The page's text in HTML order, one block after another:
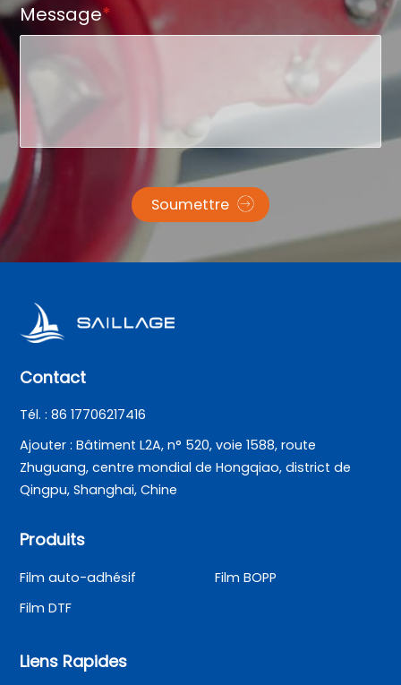
Message*
Soumettre
Contact
Tél. : 86 17706217416
Ajouter : Bâtiment L2A, n° 520, voie 1588, route
Zhuguang, centre mondial de Hongqiao, district de
Qingpu, Shanghai, Chine
Produits
Film auto-adhésif
Film BOPP
Film DTF
Liens Rapides